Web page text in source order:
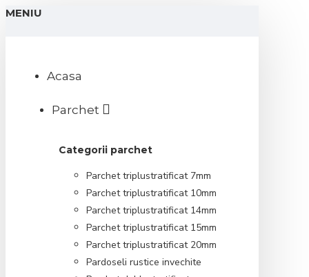
MENIU
Acasa
Parchet
Categorii parchet
Parchet triplustratificat 7mm
Parchet triplustratificat 10mm
Parchet triplustratificat 14mm
Parchet triplustratificat 15mm
Parchet triplustratificat 20mm
Pardoseli rustice invechite